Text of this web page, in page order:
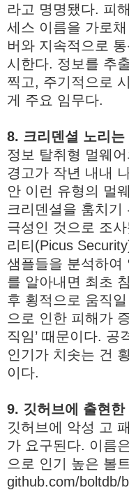
라고 명명됐다. 피
세스 이름을 가로
버와 지속적으로
시한다. 정보를 추
찍고, 주기적으로
게 주요 임무다.
8. 크리덴셜 노리
정보 탈취형 멀웨
경고가 작년 내내
안 이런 유형의 멀
크리덴셜을 훔치기
극성인 것으로 조
리티(Picus
샘플들을 분석하여
를 알아내면 최초
후 횡적으로 움직
으로 인한 피해가
직임’ 때문이다. 공
인기가 치솟는 건
이다.
9. 깃허브에 출현한
깃허브에 악성 고
가 요구된다. 이름
으로 인기 높은 볼
github.com/boltdb/